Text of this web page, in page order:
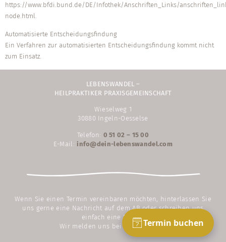
https://www.bfdi.bund.de/DE/Infothek/Anschriften_Links/
node.html.
Automatisierte Entscheidungsfindung
Ein Verfahren zur automatisierten Entscheidungsfindung kommt nicht
zum Einsatz.
LEBENSWANDEL –
HEILPRAKTIKER PRAXISGEMEINSCHAFT
Wieselweg 1
30880 Ingeln-Oesselse
Telefon: 0 51 02 – 15 00
E-Mail: info@dein-lebenswandel.com
Wenn Sie einen Termin vereinbaren möchten, hinterlassen Sie
uns gerne eine Nachricht auf dem AB oder schreiben uns
einfach eine E-Mail.
Wir melden uns bei Ihnen zurück.